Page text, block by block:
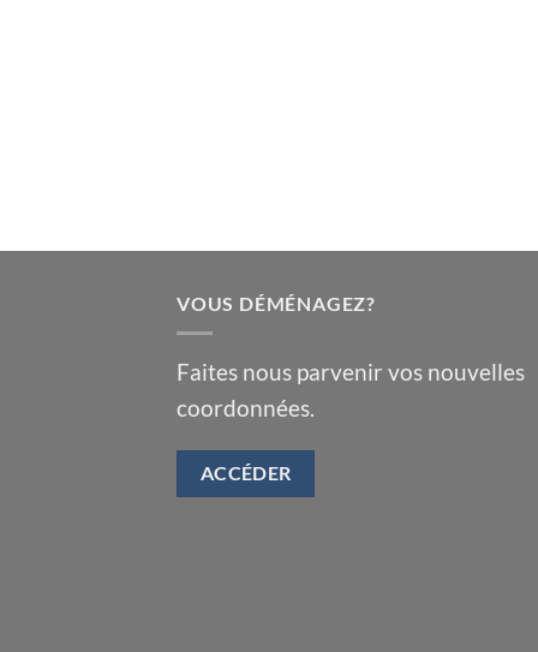
VOUS DÉMÉNAGEZ?
Faites nous parvenir vos nouvelles
coordonnées.
ACCÉDER